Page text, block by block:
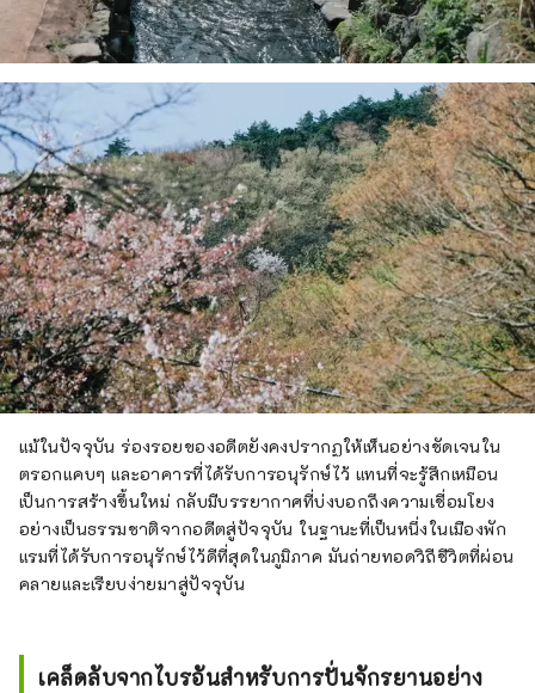
แม้ในปัจจุบัน ร่องรอยของอดีตยังคงปรากฏให้เห็นอย่างชัดเจนใน
ตรอกแคบๆ และอาคารที่ได้รับการอนุรักษ์ไว้ แทนที่จะรู้สึกเหมือน
เป็นการสร้างขึ้นใหม่ กลับมีบรรยากาศที่บ่งบอกถึงความเชื่อมโยง
อย่างเป็นธรรมชาติจากอดีตสู่ปัจจุบัน ในฐานะที่เป็นหนึ่งในเมืองพัก
แรมที่ได้รับการอนุรักษ์ไว้ดีที่สุดในภูมิภาค มันถ่ายทอดวิถีชีวิตที่ผ่อน
คลายและเรียบง่ายมาสู่ปัจจุบัน
เคล็ดลับจากไบรอันสำหรับการปั่นจักรยานอย่าง